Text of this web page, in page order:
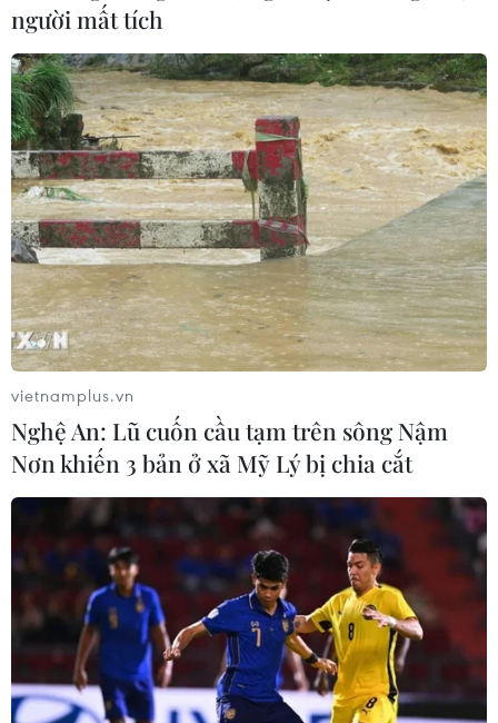
Liên hợp quốc với những mục tiêu còn
dang dở của năm 2018
2018 vẫn là một năm đầy biến động và mục tiêu hòa
bình, ổn định cho thế giới dường như vẫn là đích đến
đầy chông gai với quá nhiều vấn đề chưa có lời giải.
người mất tích
vietnamplus.vn
Nghệ An: Lũ cuốn cầu tạm trên sông Nậm
Nơn khiến 3 bản ở xã Mỹ Lý bị chia cắt